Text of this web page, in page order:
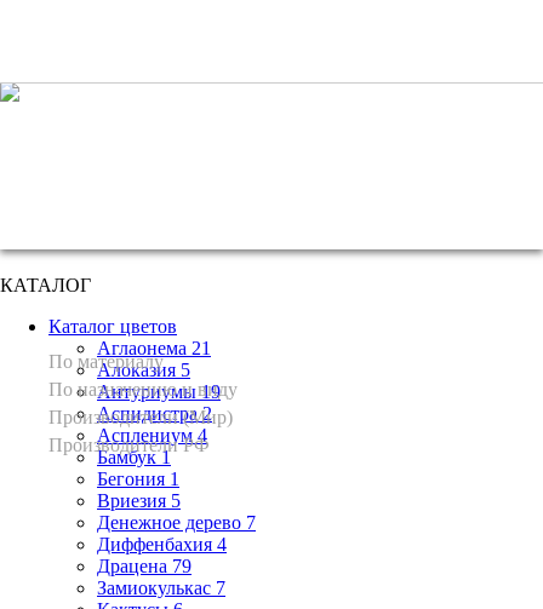
По материалу
По назначению и виду
Производители (Мир)
Производители РФ
КАТАЛОГ
Каталог цветов
Аглаонема 21
Алоказия 5
Антуриумы 19
Аспидистра 2
Асплениум 4
Бамбук 1
Бегония 1
Вриезия 5
Денежное дерево 7
Диффенбахия 4
Драцена 79
Замиокулькас 7